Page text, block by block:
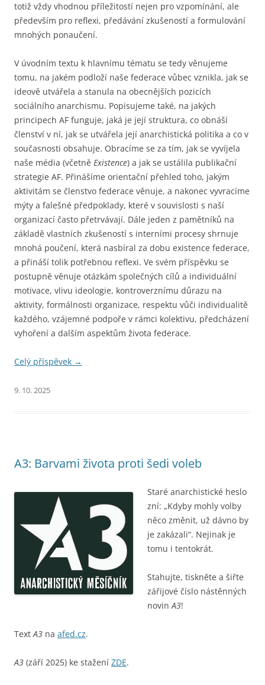
totiž vždy vhodnou příležitostí nejen pro vzpomínání, ale
především pro reflexi, předávání zkušeností a formulování
mnohých ponaučení.
V úvodním textu k hlavnímu tématu se tedy věnujeme
tomu, na jakém podloží naše federace vůbec vznikla, jak se
ideově utvářela a stanula na obecnějších pozicích
sociálního anarchismu. Popisujeme také, na jakých
principech AF funguje, jaká je její struktura, co obnáší
členství v ní, jak se utvářela její anarchistická politika a co v
současnosti obsahuje. Obracíme se za tím, jak se vyvíjela
naše média (včetně Existence) a jak se ustálila publikační
strategie AF. Přinášíme orientační přehled toho, jakým
aktivitám se členstvo federace věnuje, a nakonec vyvracíme
mýty a falešné předpoklady, které v souvislosti s naší
organizací často přetrvávají. Dále jeden z pamětníků na
základě vlastních zkušeností s interními procesy shrnuje
mnohá poučení, která nasbíral za dobu existence federace,
a přináší tolik potřebnou reflexi. Ve svém příspěvku se
postupně věnuje otázkám společných cílů a individuální
motivace, vlivu ideologie, kontroverznímu důrazu na
aktivity, formálnosti organizace, respektu vůči individualitě
každého, vzájemné podpoře v rámci kolektivu, předcházení
vyhoření a dalším aspektům života federace.
Celý příspěvek →
9. 10. 2025
A3: Barvami života proti šedi voleb
Staré anarchistické heslo
zní: „Kdyby mohly volby
něco změnit, už dávno by
je zakázali“. Nejinak je
tomu i tentokrát.
Stahujte, tiskněte a šiřte
zářijové číslo nástěnných
novinA3!
TextA3 na afed.cz.
A3 (září 2025) ke stažení ZDE.